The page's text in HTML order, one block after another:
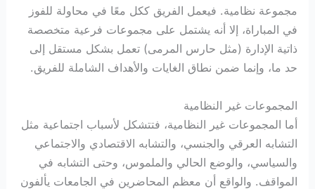
مجموعة نظامية. فيعمل الفريق ككل معًا في محاولة للفوز
في المباراة، إلا أنه يشتمل على مجموعات فرعية متخصصة
ذاتية الإدارة (مثل حارس المرمى) تعمل بشكل مستقل إلى
حد ما، وإنما ضمن نطاق الغايات والأهداف الشاملة للفريق.
المجموعات غير النظامية
أما المجموعات غير النظامية، فتتشكل لأسباب اجتماعية مثل
التشابه العرقي والجنسي، والتشابه الاقتصادي والاجتماعي
والسياسي، والوضع الحالي والملموس، وحتى التشابه في
المواقف. والواقع أن معظم المحاضرين في الجامعات يألفون